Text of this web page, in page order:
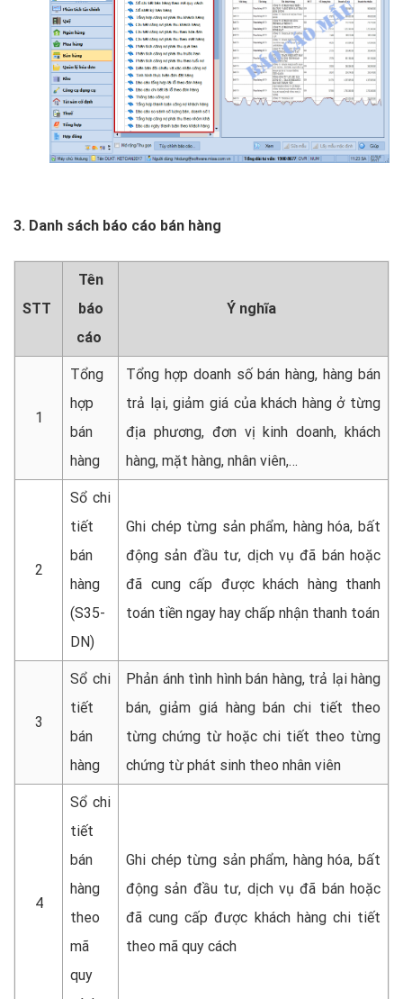
3. Danh sách báo cáo bán hàng
STT
Tên
báo
cáo
Ý nghĩa
1
Tổng
hợp
bán
hàng
Tổng hợp doanh số bán hàng, hàng bán
trả lại, giảm giá của khách hàng ở từng
địa phương, đơn vị kinh doanh, khách
hàng, mặt hàng, nhân viên,…
2
Sổ chi
tiết
bán
hàng
(S35-
DN)
Ghi chép từng sản phẩm, hàng hóa, bất
động sản đầu tư, dịch vụ đã bán hoặc
đã cung cấp được khách hàng thanh
toán tiền ngay hay chấp nhận thanh toán
3
Sổ chi
tiết
bán
hàng
Phản ánh tình hình bán hàng, trả lại hàng
bán, giảm giá hàng bán chi tiết theo
từng chứng từ hoặc chi tiết theo từng
chứng từ phát sinh theo nhân viên
4
Sổ chi
tiết
bán
hàng
theo
mã
quy
Ghi chép từng sản phẩm, hàng hóa, bất
động sản đầu tư, dịch vụ đã bán hoặc
đã cung cấp được khách hàng chi tiết
theo mã quy cách